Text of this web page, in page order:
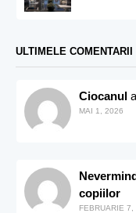
ULTIMELE COMENTARII
Ciocanul
MAI 1, 2026
copiilor
FEBRUARIE 7,